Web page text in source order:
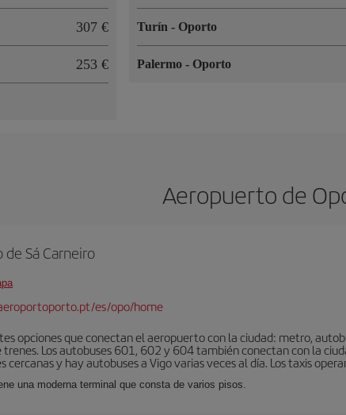
307
253
Turín - Oporto
Palermo - Oporto
Aeropuerto de
Sá Carneiro
es/opo/home
opciones que conectan el aeropuerto con la ciudad: metro,
Los autobuses 601, 602 y 604 también conectan con la
cercanas y hay autobuses a Vigo varias veces al día. Los taxis
una moderna terminal que consta de varios pisos.